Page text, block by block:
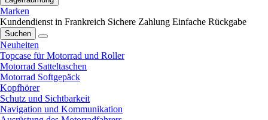
Marken
Kundendienst in Frankreich Sichere Zahlung Einfache Rückgabe
Suchen
Neuheiten
Topcase für Motorrad und Roller
Motorrad Satteltaschen
Motorrad Softgepäck
Kopfhörer
Schutz und Sichtbarkeit
Navigation und Kommunikation